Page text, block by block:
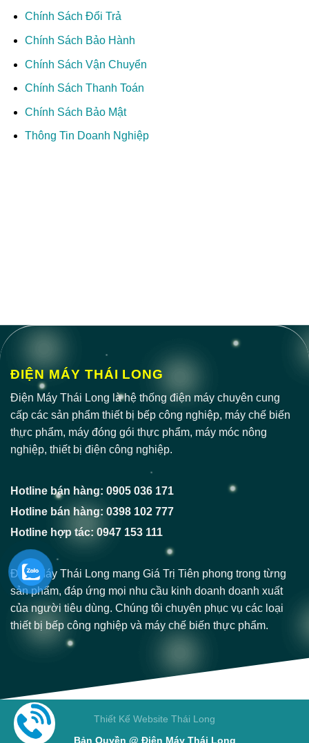
Chính Sách Đổi Trả
Chính Sách Bảo Hành
Chính Sách Vận Chuyển
Chính Sách Thanh Toán
Chính Sách Bảo Mật
Thông Tin Doanh Nghiệp
ĐIỆN MÁY THÁI LONG
Điện Máy Thái Long là hệ thống điện máy chuyên cung
cấp các sản phẩm thiết bị bếp công nghiệp, máy chế biến
thực phẩm, máy đóng gói thực phẩm, máy móc nông
nghiệp, thiết bị điện công nghiệp.
Hotline bán hàng: 0905 036 171
Hotline bán hàng: 0398 102 777
Hotline hợp tác: 0947 153 111
Điện Máy Thái Long mang Giá Trị Tiên phong trong từng
sản phẩm, đáp ứng mọi nhu cầu kinh doanh doanh xuất
của người tiêu dùng. Chúng tôi chuyên phục vụ các loại
thiết bị bếp công nghiệp và máy chế biến thực phẩm.
Thiết Kế Website Thái Long
Bản Quyền @ Điện Máy Thái Long